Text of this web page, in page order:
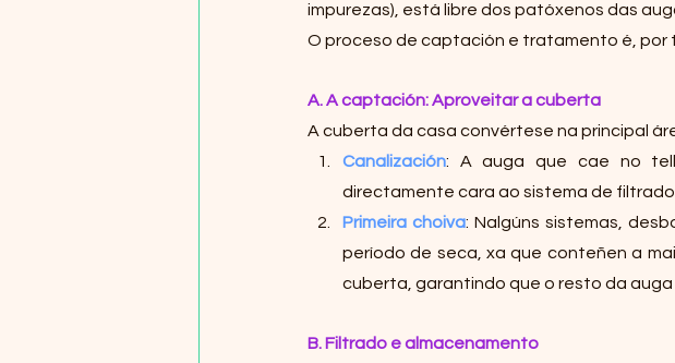
impurezas), está libre dos patóxenos das
O proceso de captación e tratamento é, por
A. A captación: Aproveitar a cuberta
A cuberta da casa convértese na principal
Canalización: A auga que cae no
directamente cara ao sistema de
Primeira choiva: Nalgúns sistemas,
período de seca, xa que conteñen a
cuberta, garantindo que o resto da auga
B. Filtrado e almacenamento